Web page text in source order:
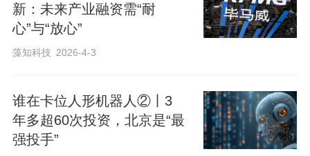
这种问题意识本身也是积极信号，表明AI
应用正从工具层面向系统性能力建设演
进。
新：未来产业融资需“耐
心”与“放心”
藻知科技 2026-4-3
谁在卡位人形机器人②丨3
年多超60次投资，北京是“最
强投手”